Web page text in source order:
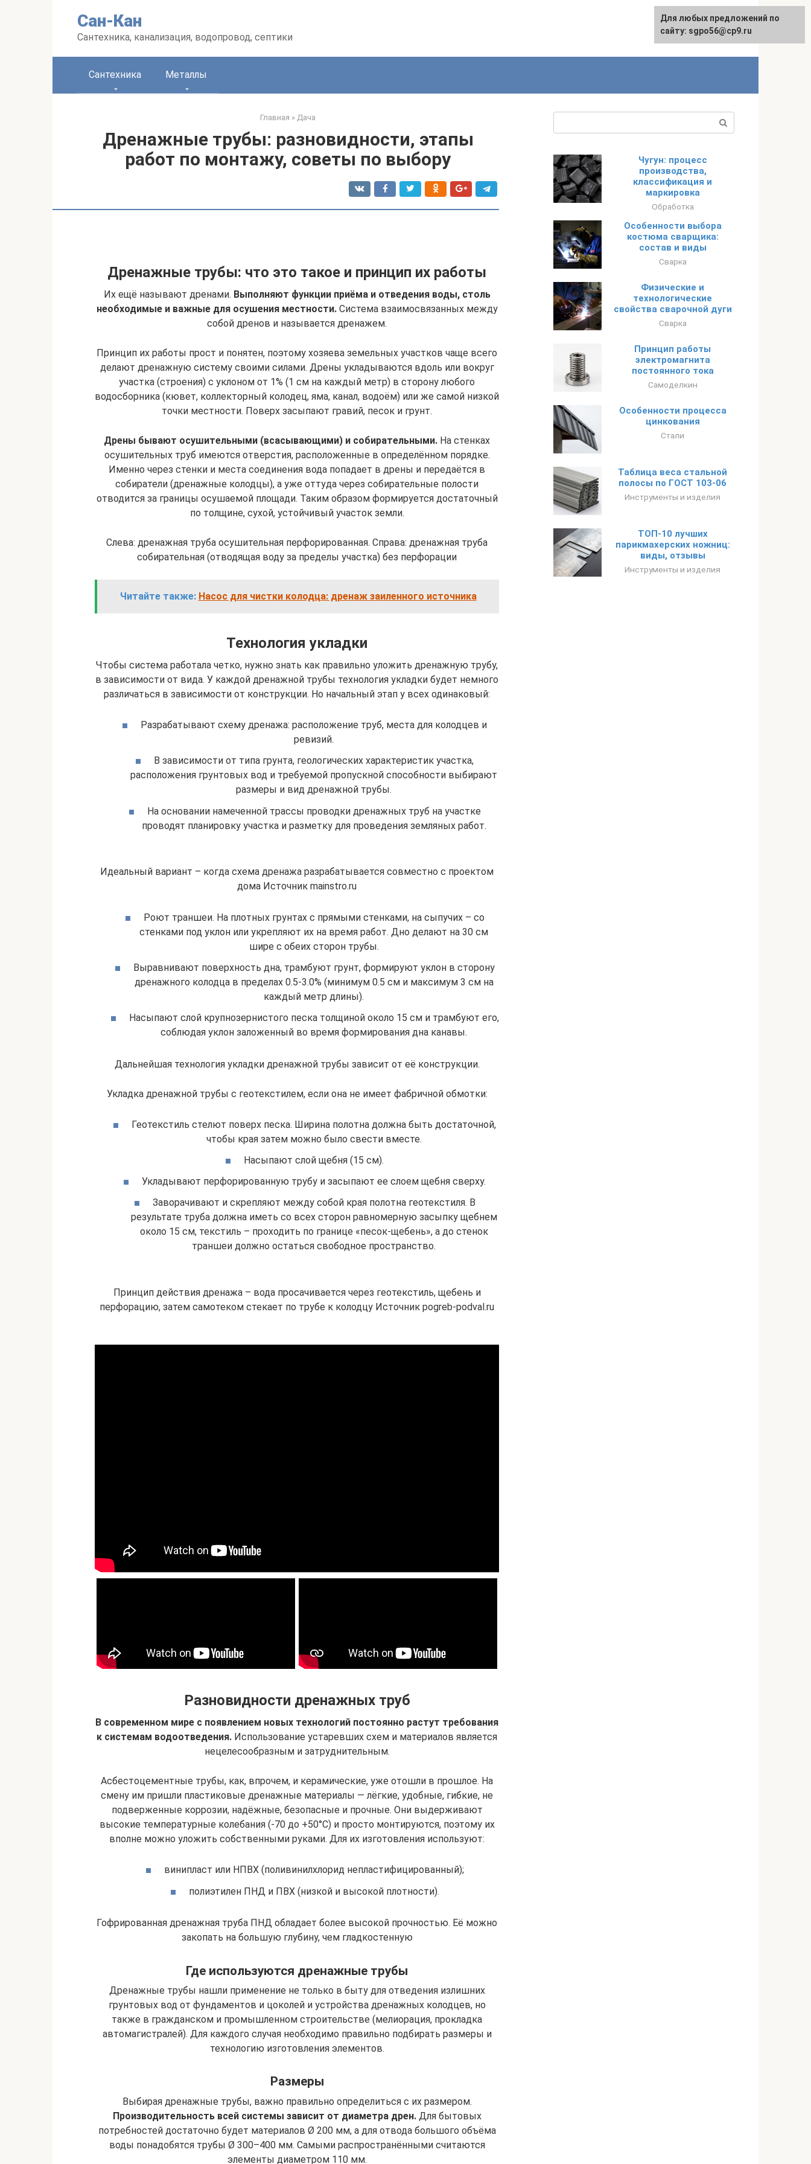
Сан-Кан
Сантехника, канализация, водопровод, септики
English
Сантехника Металлы
Главная » Дача
Дренажные трубы: разновидности, этапы
работ по монтажу, советы по выбору
Дренажные трубы: что это такое и принцип их работы
Их ещё называют дренами. Выполняют функции приёма и отведения воды, столь
необходимые и важные для осушения местности.Система взаимосвязанных между
собой дренов и называется дренажем.
Принцип их работы прост и понятен, поэтому хозяева земельных участков чаще всего
делают дренажную систему своими силами. Дрены укладываются вдоль или вокруг
участка (строения) с уклоном от 1% (1 см на каждый метр) в сторону любого
водосборника (кювет, коллекторный колодец, яма, канал, водоём) или же самой низкой
точки местности. Поверх засыпают гравий, песок и грунт.
Дрены бывают осушительными (всасывающими) и собирательными. На стенках
осушительных труб имеются отверстия, расположенные в определённом порядке.
Именно через стенки и места соединения вода попадает в дрены и передаётся в
собиратели (дренажные колодцы), а уже оттуда через собирательные полости
отводится за границы осушаемой площади. Таким образом формируется достаточный
по толщине, сухой, устойчивый участок земли.
Слева: дренажная труба осушительная перфорированная. Справа: дренажная труба
собирательная (отводящая воду за пределы участка) без перфорации
Читайте также: Насос для чистки колодца: дренаж заиленного источника
Технология укладки
Чтобы система работала четко, нужно знать как правильно уложить дренажную трубу,
в зависимости от вида. У каждой дренажной трубы технология укладки будет немного
различаться в зависимости от конструкции. Но начальный этап у всех одинаковый:
Разрабатывают схему дренажа: расположение труб, места для колодцев и
ревизий.
В зависимости от типа грунта, геологических характеристик участка,
расположения грунтовых вод и требуемой пропускной способности выбирают
размеры и вид дренажной трубы.
На основании намеченной трассы проводки дренажных труб на участке
проводят планировку участка и разметку для проведения земляных работ.
Идеальный вариант – когда схема дренажа разрабатывается совместно с проектом
дома Источник mainstro.ru
Роют траншеи. На плотных грунтах с прямыми стенками, на сыпучих – со
стенками под уклон или укрепляют их на время работ. Дно делают на 30 см
шире с обеих сторон трубы.
Выравнивают поверхность дна, трамбуют грунт, формируют уклон в сторону
дренажного колодца в пределах 0.5-3.0% (минимум 0.5 см и максимум 3 см на
каждый метр длины).
Насыпают слой крупнозернистого песка толщиной около 15 см и трамбуют его,
соблюдая уклон заложенный во время формирования дна канавы.
Дальнейшая технология укладки дренажной трубы зависит от её конструкции.
Укладка дренажной трубы с геотекстилем, если она не имеет фабричной обмотки:
Геотекстиль стелют поверх песка. Ширина полотна должна быть достаточной,
чтобы края затем можно было свести вместе.
Насыпают слой щебня (15 см).
Укладывают перфорированную трубу и засыпают ее слоем щебня сверху.
Заворачивают и скрепляют между собой края полотна геотекстиля. В
результате труба должна иметь со всех сторон равномерную засыпку щебнем
около 15 см, текстиль – проходить по границе «песок-щебень», а до стенок
траншеи должно остаться свободное пространство.
Принцип действия дренажа – вода просачивается через геотекстиль, щебень и
перфорацию, затем самотеком стекает по трубе к колодцу Источник pogreb-podval.ru
Разновидности дренажных труб
В современном мире с появлением новых технологий постоянно растут требования
к системам водоотведения. Использование устаревших схем и материалов является
нецелесообразным и затруднительным.
Асбестоцементные трубы, как, впрочем, и керамические, уже отошли в прошлое. На
смену им пришли пластиковые дренажные материалы — лёгкие, удобные, гибкие, не
подверженные коррозии, надёжные, безопасные и прочные. Они выдерживают
высокие температурные колебания (-70 до +50°C) и просто монтируются, поэтому их
вполне можно уложить собственными руками. Для их изготовления используют:
винипласт или НПВХ (поливинилхлорид непластифицированный);
полиэтилен ПНД и ПВХ (низкой и высокой плотности).
Гофрированная дренажная труба ПНД обладает более высокой прочностью. Её можно
закопать на большую глубину, чем гладкостенную
Где используются дренажные трубы
Дренажные трубы нашли применение не только в быту для отведения излишних
грунтовых вод от фундаментов и цоколей и устройства дренажных колодцев, но
также в гражданском и промышленном строительстве (мелиорация, прокладка
автомагистралей). Для каждого случая необходимо правильно подбирать размеры и
технологию изготовления элементов.
Размеры
Выбирая дренажные трубы, важно правильно определиться с их размером.
Производительность всей системы зависит от диаметра дрен.Для бытовых
потребностей достаточно будет материалов Ø 200 мм, а для отвода большого объёма
воды понадобятся трубы Ø 300–400 мм. Самыми распространёнными считаются
элементы диаметром 110 мм.
Чугун: процесс
производства,
классификация и
маркировка
Обработка
Особенности выбора
костюма сварщика:
состав и виды
Сварка
Физические и
технологические
свойства сварочной дуги
Сварка
Принцип работы
электромагнита
постоянного тока
Самоделкин
Особенности процесса
цинкования
Стали
Таблица веса стальной
полосы по ГОСТ 103-06
Инструменты и изделия
ТОП-10 лучших
парикмахерских ножниц:
виды, отзывы
Инструменты и изделия
Для любых предложений по
сайту: sgpo56@cp9.ru